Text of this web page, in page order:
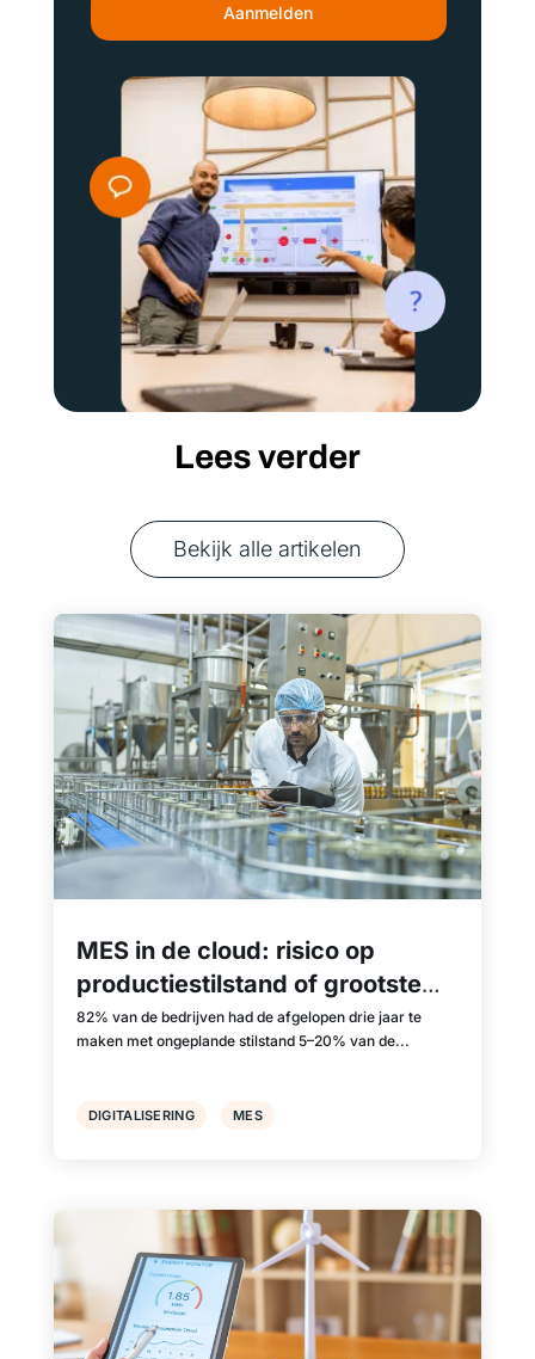
Aanmelden
Lees verder
Bekijk alle artikelen
MES in de cloud: risico op
productiestilstand of grootste
misvatting?
DIGITALISERING MES
82% van de bedrijven had de afgelopen drie jaar te
maken met ongeplande stilstand 5–20% van de...